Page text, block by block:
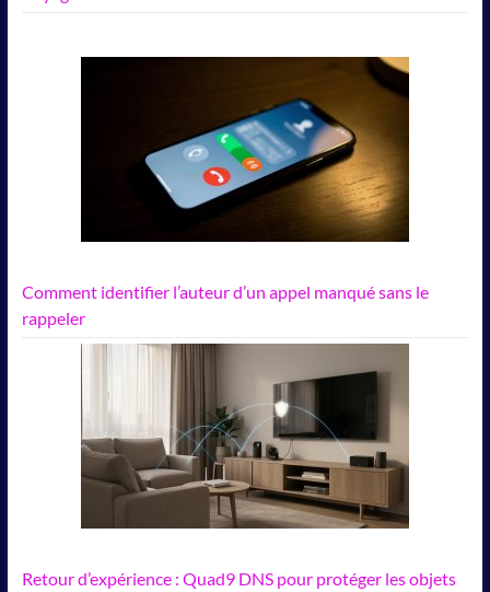
Comment identifier l’auteur d’un appel manqué sans le
rappeler
Retour d’expérience : Quad9 DNS pour protéger les objets